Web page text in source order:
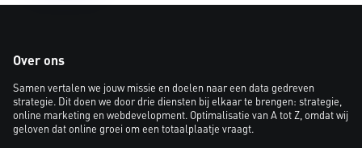
Over ons
Samen vertalen we jouw missie en doelen naar een data gedreven
strategie. Dit doen we door drie diensten bij elkaar te brengen: strategie,
online marketing en webdevelopment. Optimalisatie van A tot Z, omdat wij
geloven dat online groei om een totaalplaatje vraagt.